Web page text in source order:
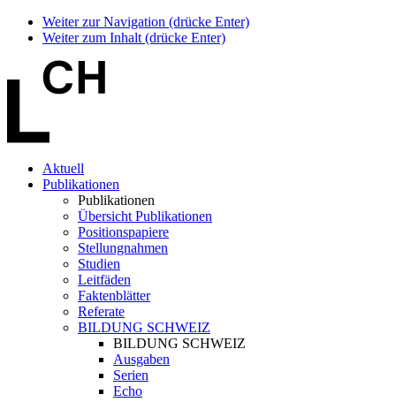
Weiter zur Navigation (drücke Enter)
Weiter zum Inhalt (drücke Enter)
Aktuell
Publikationen
Publikationen
Übersicht Publikationen
Positionspapiere
Stellungnahmen
Studien
Leitfäden
Faktenblätter
Referate
BILDUNG SCHWEIZ
BILDUNG SCHWEIZ
Ausgaben
Serien
Echo